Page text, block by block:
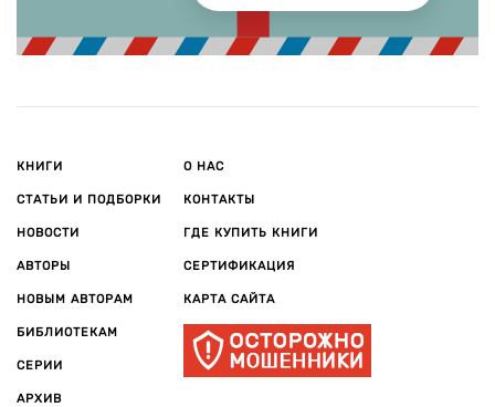
КНИГИ
СТАТЬИ И ПОДБОРКИ
НОВОСТИ
АВТОРЫ
НОВЫМ АВТОРАМ
БИБЛИОТЕКАМ
СЕРИИ
АРХИВ
О НАС
КОНТАКТЫ
ГДЕ КУПИТЬ КНИГИ
СЕРТИФИКАЦИЯ
КАРТА САЙТА